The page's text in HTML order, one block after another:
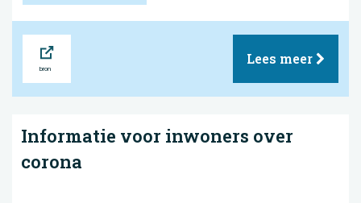
Lees meer
Informatie voor inwoners over
corona